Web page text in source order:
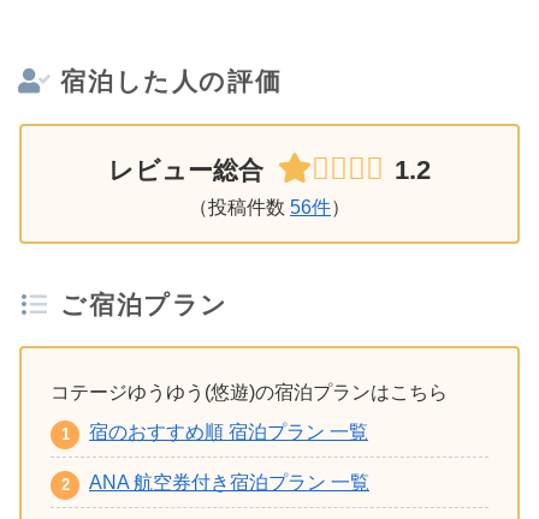
宿泊した人の評価
レビュー総合 1.2
（投稿件数 56件）
ご宿泊プラン
コテージゆうゆう(悠遊)の宿泊プランはこちら
宿のおすすめ順 宿泊プラン 一覧
ANA 航空券付き宿泊プラン 一覧